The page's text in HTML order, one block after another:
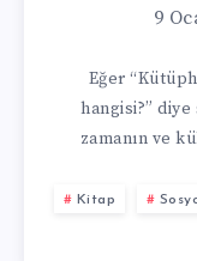
İBN-
I
9
Eğer
hangisi?”
zamanın ve
Kitap